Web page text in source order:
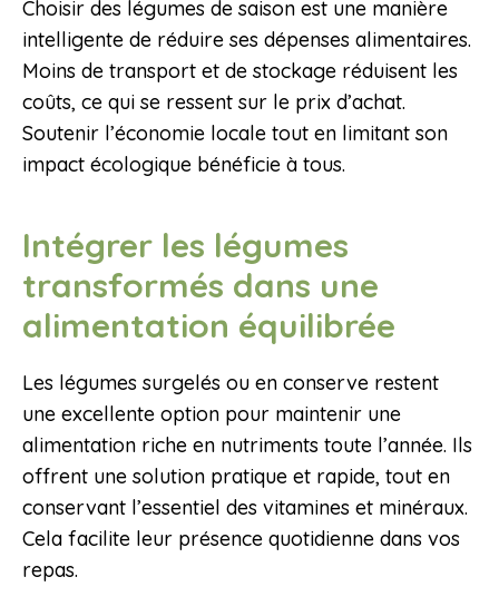
Choisir des légumes de saison est une manière
intelligente de réduire ses dépenses alimentaires.
Moins de transport et de stockage réduisent les
coûts, ce qui se ressent sur le prix d’achat.
Soutenir l’économie locale tout en limitant son
impact écologique bénéficie à tous.
Intégrer les légumes
transformés dans une
alimentation équilibrée
Les légumes surgelés ou en conserve restent
une excellente option pour maintenir une
alimentation riche en nutriments toute l’année. Ils
offrent une solution pratique et rapide, tout en
conservant l’essentiel des vitamines et minéraux.
Cela facilite leur présence quotidienne dans vos
repas.